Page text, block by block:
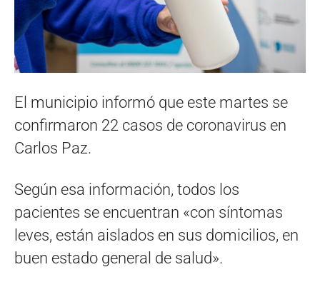
El municipio informó que este martes se
confirmaron 22 casos de coronavirus en
Carlos Paz.
Según esa información, todos los
pacientes se encuentran «con síntomas
leves, están aislados en sus domicilios, en
buen estado general de salud».